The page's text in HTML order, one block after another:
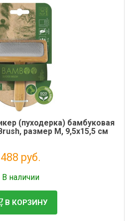
(пуходерка) бамбуковая
размер М, 9,5x15,5 см
488 руб.
В наличии
В КОРЗИНУ